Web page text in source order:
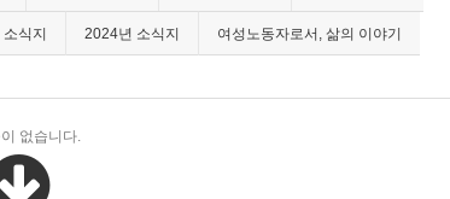
식지 2024년 소식지 여성노동자로서, 삶의 이야기
없습니다.